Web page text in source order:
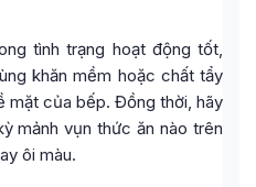
tình trạng hoạt động tốt,
khăn mềm hoặc chất tẩy
mặt của bếp. Đồng thời, hãy
mảnh vụn thức ăn nào trên
ôi màu.